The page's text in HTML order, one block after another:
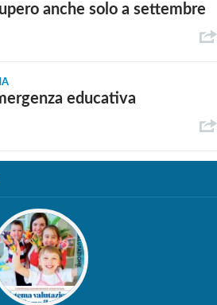
anche solo a settembre
educativa